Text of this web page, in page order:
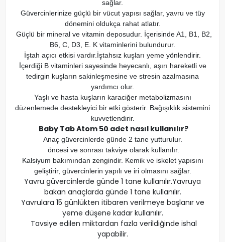
sağlar.
Güvercinlerinize güçlü bir vücut yapısı sağlar, yavru ve tüy
dönemini oldukça rahat atlatır.
Güçlü bir mineral ve vitamin deposudur. İçerisinde A1, B1, B2,
B6, C, D3, E. K vitaminlerini bulundurur.
İştah açıcı etkisi vardır.İştahsız kuşları yeme yönlendirir.
İçerdiği B vitaminleri sayesinde heyecanlı, aşırı hareketli ve
tedirgin kuşların sakinleşmesine ve stresin azalmasına
yardımcı olur.
Yaşlı ve hasta kuşların karaciğer metabolizmasını
düzenlemede destekleyici bir etki gösterir. Bağışıklık sistemini
kuvvetlendirir.
Baby Tab Atom 50 adet nasıl kullanılır?
Anaç güvercinlerde günde 2 tane yutturulur.
öncesi ve sonrası takviye olarak kullanılır.
Kalsiyum bakımından zengindir. Kemik ve iskelet yapısını
geliştirir, güvercinlerin yapılı ve iri olmasını sağlar.
Yavru güvercinlerde günde 1 tane kullanılır.Yavruya
bakan anaçlarda günde 1 tane kullanılır.
Yavrulara 15 günlükten itibaren verilmeye başlanır ve
yeme düşene kadar kullanılır.
Tavsiye edilen miktardan fazla verildiğinde ishal
yapabilir.